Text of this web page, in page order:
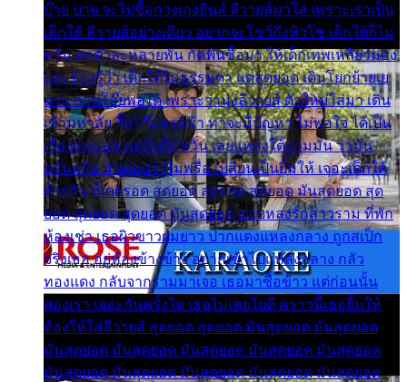
บ๊าย บาย จะไปซื้อกางเกงยีนส์ ลีวายส์มาใส่ เพราะเราเป็น
เด็กใต้ ลีวายส์อย่างเดียว อยากจะโชว์ถึงหิวโซ เด็กใต้ก็ไม่
หวั่น ตกตัวละหลายพัน กัดฟันซื้อมา ให้เด็กเทพเหลียวมอง
และต้องรู้ว่า เด็กใต้ไม่ธรรมดา แต่สุดยอด เดินโยกย้ายเย
ยวน กวนโอ๊ยพอได้ เพราะว่านุ่งลีวายส์ ตัวใหม่ใส่มา เดิน
เข้ามหาลัย จิ๊กโก๊มองหน้า ท่าจะมีปัญหา ไม่พอใจ ได้เป็น
เรื่องแน่นอน แต่ฉันไม่หวั่น เลยแหลงใต้ถามมัน ว่ามัน
พรั่นพรือ มันตอบว่าไม่พรื่อ เปลี่ยนเป็นยิ้มให้ เจอะเด็กใต้
ด้วยกัน ก็เลยรอด สุดยอด สุดยอด สุดยอด มันสุดยอด สุด
ยอด สุดยอด สุดยอด มันสุดยอด แอบหลงรักสาวราม ที่พัก
ห้องเช่า เธอผิวขาวผมยาว ปากแดงแหลงกลาง ถูกสเป็ก
จริงเธอ อยู่ห้องข้างข้าง อยากเข้าไปแหลงกลาง กลัว
ทองแดง กลับจากรามมาเจอ เธอมาซื้อข้าว แต่ก่อนนั้น
สองเรา เจอะกันครั้งใด เธอไม่เคยไยดี คราวนี้เธอยิ้มให้
ต้องให้ใส่ลีวายส์ สุดยอด สุดยอด มันสุดยอด มันสุดยอด
มันสุดยอด มันสุดยอด มันสุดยอด มันสุดยอด มันสุดยอด
มันสุดยอด มันสุดยอด มันสุดยอด มันสุดยอด มันสุดยอด